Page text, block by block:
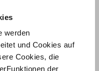
werden
und Cookies auf
Cookies, die
der
sichere und
Unterstützung bei
die Sicherung Ihres
Einhaltung